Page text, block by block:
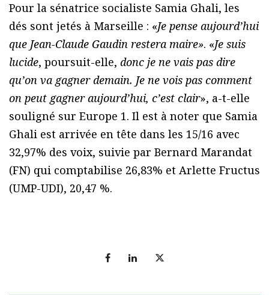
Pour la sénatrice socialiste Samia Ghali, les
dés sont jetés à Marseille : «Je pense aujourd’hui
que Jean-Claude Gaudin restera maire». «Je suis
lucide, poursuit-elle, donc je ne vais pas dire
qu’on va gagner demain. Je ne vois pas comment
on peut gagner aujourd’hui, c’est clair», a-t-elle
souligné sur Europe 1. Il est à noter que Samia
Ghali est arrivée en tête dans les 15/16 avec
32,97% des voix, suivie par Bernard Marandat
(FN) qui comptabilise 26,83% et Arlette Fructus
(UMP-UDI), 20,47 %.